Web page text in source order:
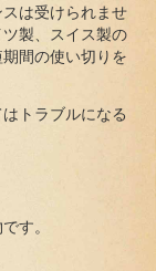
は受けられませ
製、スイス製の
間の使い切りを
トラブルになる
す。